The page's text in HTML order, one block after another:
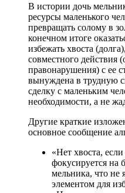
В истории дочь
ресурсы маленького
превращать солому в
конечном итоге
избежать хвоста
совместного действия
правонарушения) с ее
вынуждена в трудную
сделку с маленьким
необходимости, а не
Другие краткие
основное сообщение
«Нет хвоста,
фокусируется на
мельника, что не
элементом для